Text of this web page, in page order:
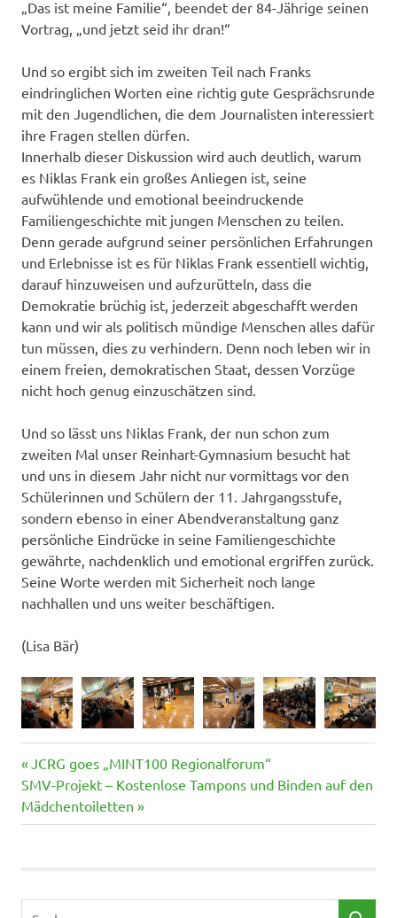
„Das ist meine Familie“, beendet der 84-Jährige seinen
Vortrag, „und jetzt seid ihr dran!“
Und so ergibt sich im zweiten Teil nach Franks
eindringlichen Worten eine richtig gute Gesprächsrunde
mit den Jugendlichen, die dem Journalisten interessiert
ihre Fragen stellen dürfen.
Innerhalb dieser Diskussion wird auch deutlich, warum
es Niklas Frank ein großes Anliegen ist, seine
aufwühlende und emotional beeindruckende
Familiengeschichte mit jungen Menschen zu teilen.
Denn gerade aufgrund seiner persönlichen Erfahrungen
und Erlebnisse ist es für Niklas Frank essentiell wichtig,
darauf hinzuweisen und aufzurütteln, dass die
Demokratie brüchig ist, jederzeit abgeschafft werden
kann und wir als politisch mündige Menschen alles dafür
tun müssen, dies zu verhindern. Denn noch leben wir in
einem freien, demokratischen Staat, dessen Vorzüge
nicht hoch genug einzuschätzen sind.
Und so lässt uns Niklas Frank, der nun schon zum
zweiten Mal unser Reinhart-Gymnasium besucht hat
und uns in diesem Jahr nicht nur vormittags vor den
Schülerinnen und Schülern der 11. Jahrgangsstufe,
sondern ebenso in einer Abendveranstaltung ganz
persönliche Eindrücke in seine Familiengeschichte
gewährte, nachdenklich und emotional ergriffen zurück.
Seine Worte werden mit Sicherheit noch lange
nachhallen und uns weiter beschäftigen.
(Lisa Bär)
Beitragsnavigation
Vorheriger
Beitrag:
JCRG goes „MINT100 Regionalforum“
Nächster
Beitrag:
SMV-Projekt – Kostenlose Tampons und Binden auf den
Mädchentoiletten